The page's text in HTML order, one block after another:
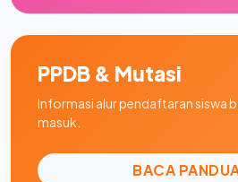
PPDB & Mutasi
Informasi alur pendaftaran siswa
masuk.
BACA